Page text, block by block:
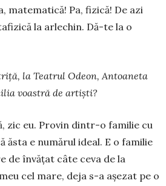
matematică! Pa, fizică! De azi
la ar­lechin. Dă-te la o
la Tea­trul Odeon, Antoaneta
voastră de artiști?
zic eu. Pro­vin dintr-o familie cu
ăsta e numărul ideal. E o familie
de învățat câte ceva de la
cel mare, deja s-a așezat pe o